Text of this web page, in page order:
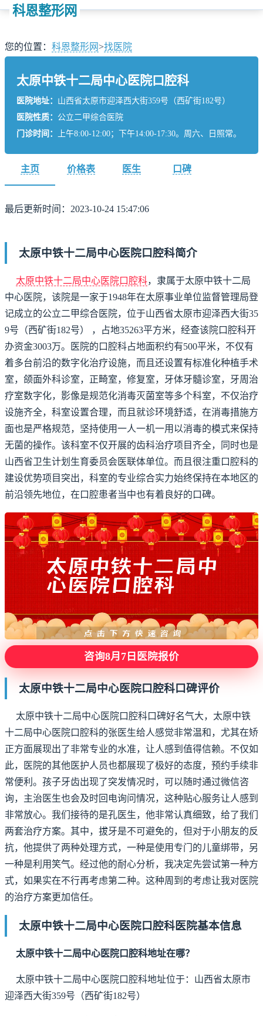
科恩整形网
您的位置： 科恩整形网>找医院
太原中铁十二局中心医院口腔科
医院地址： 山西省太原市迎泽西大街359号（西矿街182号）
医院性质： 公立二甲综合医院
门诊时间：
上午8:00-12:00；下午14:00-17:30。周六、日照常。
主页 价格表 医生 口碑
最后更新时间：2023-10-24 15:47:06
太原中铁十二局中心医院口腔科简介
太原中铁十二局中心医院口腔科，隶属于太原中铁十二局
中心医院，该院是一家于1948年在太原事业单位监督管理局登
记成立的公立二甲综合医院，位于山西省太原市迎泽西大街35
9号（西矿街182号） ，占地35263平方米，经查该院口腔科开
办资金3003万。医院的口腔科占地面积约有500平米，不仅有
着多台前沿的数字化治疗设施，而且还设置有标准化种植手术
室，颌面外科诊室，正畸室，修复室，牙体牙髓诊室，牙周治
疗室数字化，影像是规范化消毒灭菌室等多个科室，不仅治疗
设施齐全，科室设置合理，而且就诊环境舒适，在消毒措施方
面也是严格规范，坚持使用一人一机一用以消毒的模式来保持
无菌的操作。该科室不仅开展的齿科治疗项目齐全，同时也是
山西省卫生计划生育委员会医联体单位。而且很注重口腔科的
建设优势项目突出，科室的专业综合实力始终保持在本地区的
前沿领先地位，在口腔患者当中也有着良好的口碑。
咨询8月7日医院报价
太原中铁十二局中心医院口腔科口碑评价
太原中铁十二局中心医院口腔科口碑好名气大，太原中铁
十二局中心医院口腔科的张医生给人感觉非常温和，尤其在矫
正方面展现出了非常专业的水准，让人感到值得信赖。不仅如
此，医院的其他医护人员也都展现了极好的态度，预约手续非
常便利。孩子牙齿出现了突发情况时，可以随时通过微信咨
询，主治医生也会及时回电询问情况，这种贴心服务让人感到
非常放心。我们接待的是孔医生，他非常认真细致，给了我们
两套治疗方案。其中，拔牙是不可避免的，但对于小朋友的反
抗，他提供了两种处理方式，一种是使用专门的儿童绑带，另
一种是利用笑气。经过他的耐心分析，我决定先尝试第一种方
式，如果实在不行再考虑第二种。这种周到的考虑让我对医院
的治疗方案更加信任。
太原中铁十二局中心医院口腔科医院基本信息
太原中铁十二局中心医院口腔科地址在哪？
太原中铁十二局中心医院口腔科地址位于：山西省太原市
迎泽西大街359号（西矿街182号）